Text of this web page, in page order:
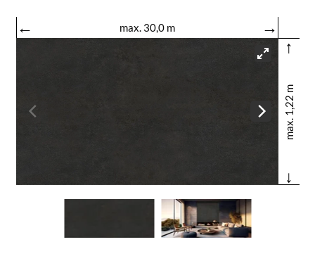
← max. 30,0 m
→
↑
max. 1,22 m
↓